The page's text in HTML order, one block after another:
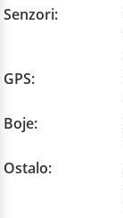
Senzori:
GPS:
Boje:
Ostalo: